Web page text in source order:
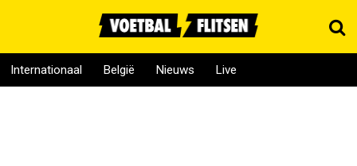
Internationaal België Nieuws Live